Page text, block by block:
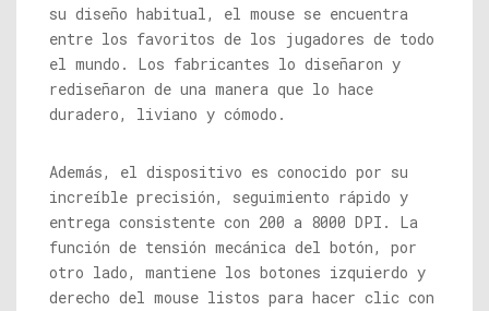
su diseño habitual, el mouse se encuentra
entre los favoritos de los jugadores de todo
el mundo. Los fabricantes lo diseñaron y
rediseñaron de una manera que lo hace
duradero, liviano y cómodo.
Además, el dispositivo es conocido por su
increíble precisión, seguimiento rápido y
entrega consistente con 200 a 8000 DPI. La
función de tensión mecánica del botón, por
otro lado, mantiene los botones izquierdo y
derecho del mouse listos para hacer clic con